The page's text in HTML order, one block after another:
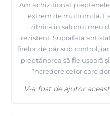
Am achiziționat
extrem de mulțumită.
zilnică în salonul meu
rezistent. Suprafața
firelor de păr sub control,
pieptănarea să fie ușoară
încredere celor care
V-a fost de ajutor